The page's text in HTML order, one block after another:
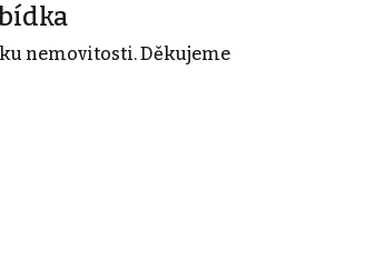
nemovitosti. Děkujeme